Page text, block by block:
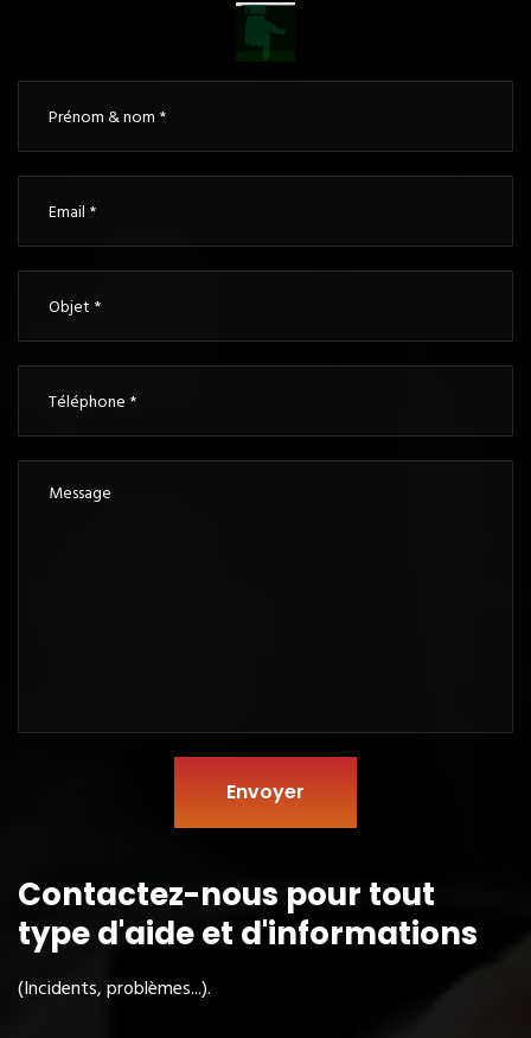
Envoyer
Contactez-nous pour tout
typed'aide et d'informations
(Incidents, problèmes...).